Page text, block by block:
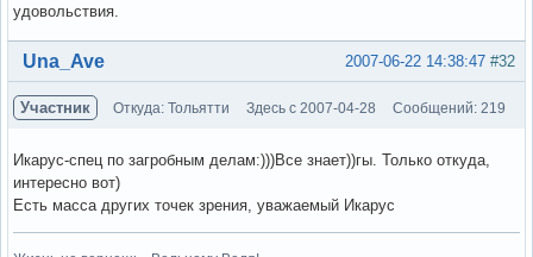
удовольствия.
Вне форума #32
2007-06-22 14:38:47
Una_Ave
Участник Откуда: Тольятти Здесь с 2007-04-28 Сообщений: 219
Икарус-спец по загробным делам:)))Все знает))гы. Только откуда,
интересно вот)
Есть масса других точек зрения, уважаемый Икарус